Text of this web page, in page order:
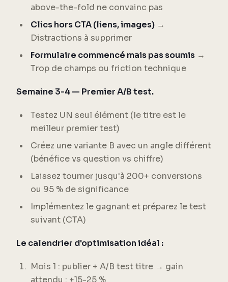
above-the-fold ne convainc pas
Clics hors CTA (liens, images) →
Distractions à supprimer
Formulaire commencé mais pas soumis →
Trop de champs ou friction technique
Semaine 3-4 — Premier A/B test.
Testez UN seul élément (le titre est le
meilleur premier test)
Créez une variante B avec un angle différent
(bénéfice vs question vs chiffre)
Laissez tourner jusqu'à 200+ conversions
ou 95 % de significance
Implémentez le gagnant et préparez le test
suivant (CTA)
Le calendrier d'optimisation idéal :
Mois 1 : publier + A/B test titre → gain
attendu : +15-25 %